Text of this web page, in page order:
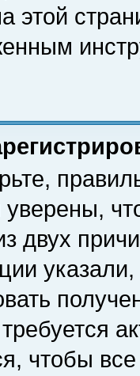
этой
двух
чтобы